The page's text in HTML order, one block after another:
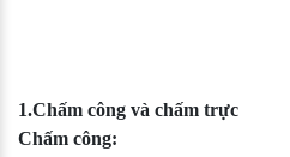
1.Chấm công và chấm trực
Chấm công: